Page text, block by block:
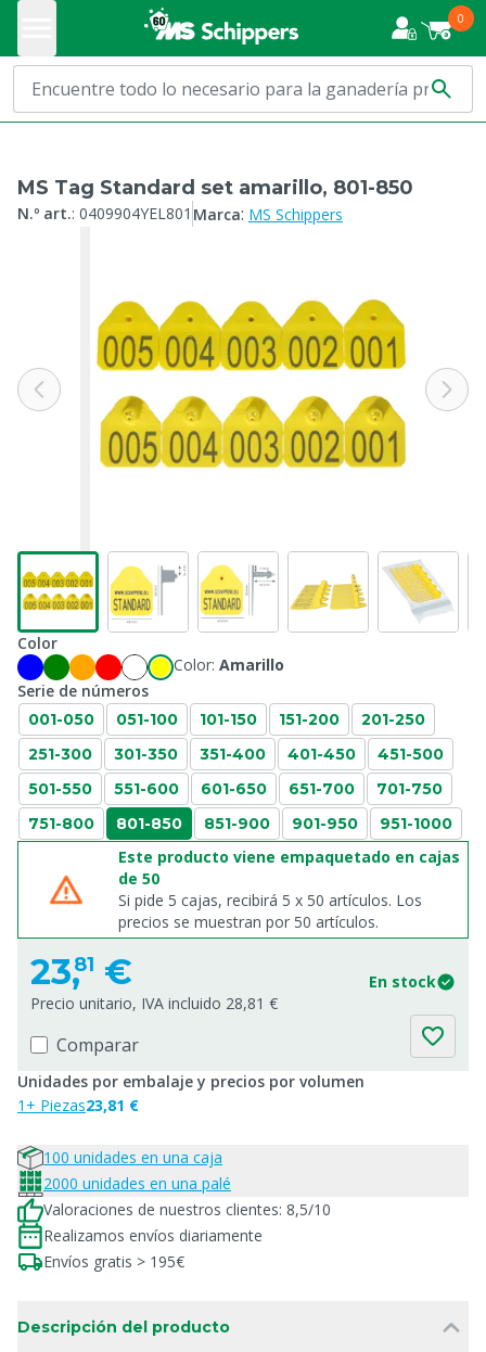
0
MS Tag Standard set amarillo, 801-850
N.º art.: 0409904YEL801 Marca: MS Schippers
Color
Color: Amarillo
Serie de números
001-050 051-100 101-150 151-200
201-250
251-300
301-350 351-400 401-450
451-500
501-550
551-600 601-650 651-700
701-750
751-800
801-850 851-900 901-950 951-1000
Este producto viene empaquetado en cajas
de 50
Si pide 5 cajas, recibirá 5 x 50 artículos. Los
precios se muestran por 50 artículos.
23,81 €
En stock
Precio unitario, IVA incluido 28,81 €
Comparar
Unidades por embalaje y precios por volumen
1+ Piezas23,81 €
100 unidades en una caja
2000 unidades en una palé
Valoraciones de nuestros clientes: 8,5/10
Realizamos envíos diariamente
Envíos gratis > 195€
Descripción del producto